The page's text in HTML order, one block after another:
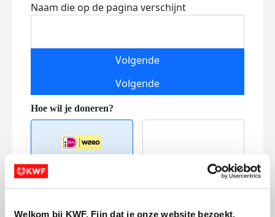
Welkom bij KWF. Fijn dat je onze website bezoekt.
Naam die op de pagina verschijnt
Volgende
Volgende